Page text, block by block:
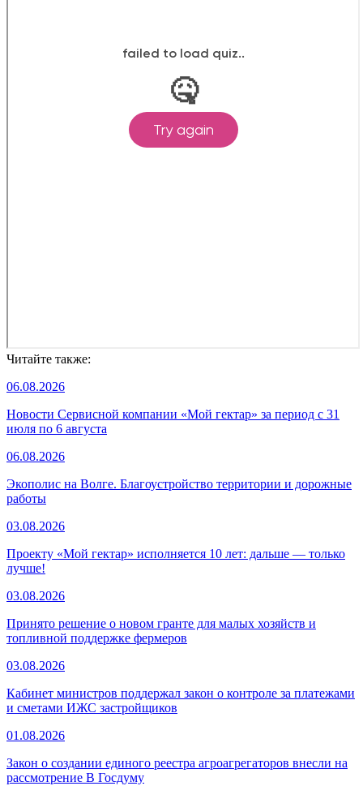
Читайте также:
06.08.2026
Новости Сервисной компании «Мой гектар» за период с 31
июля по 6 августа
06.08.2026
Экополис на Волге. Благоустройство территории и дорожные
работы
03.08.2026
Проекту «Мой гектар» исполняется 10 лет: дальше — только
лучше!
03.08.2026
Принято решение о новом гранте для малых хозяйств и
топливной поддержке фермеров
03.08.2026
Кабинет министров поддержал закон о контроле за платежами
и сметами ИЖС застройщиков
01.08.2026
Закон о создании единого реестра агроагрегаторов внесли на
рассмотрение В Госдуму